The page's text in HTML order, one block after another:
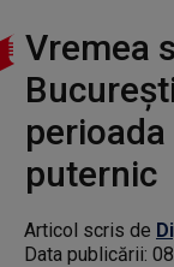
Vremea
puternic
Articol scris de
Data publicării: